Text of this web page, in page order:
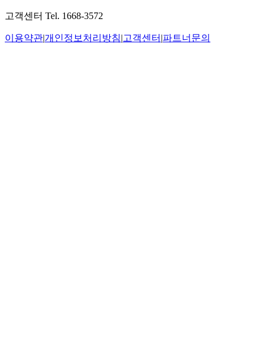
고객센터 Tel. 1668-3572
이용약관|개인정보처리방침|고객센터 |파트너문의